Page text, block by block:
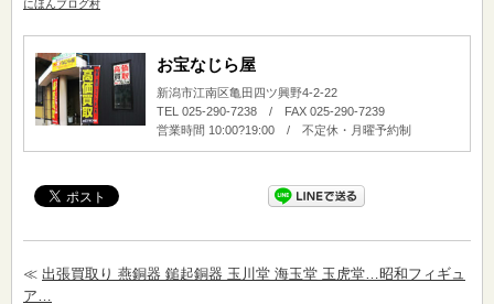
にほんブログ村
お宝なじら屋
新潟市江南区亀田四ツ興野4-2-22
TEL 025-290-7238 / FAX 025-290-7239
営業時間 10:00?19:00 / 不定休・月曜予約制
≪ 出張買取り 燕銅器 鎚起銅器 玉川堂 海玉堂 玉虎堂…昭和フィギュ
ア…